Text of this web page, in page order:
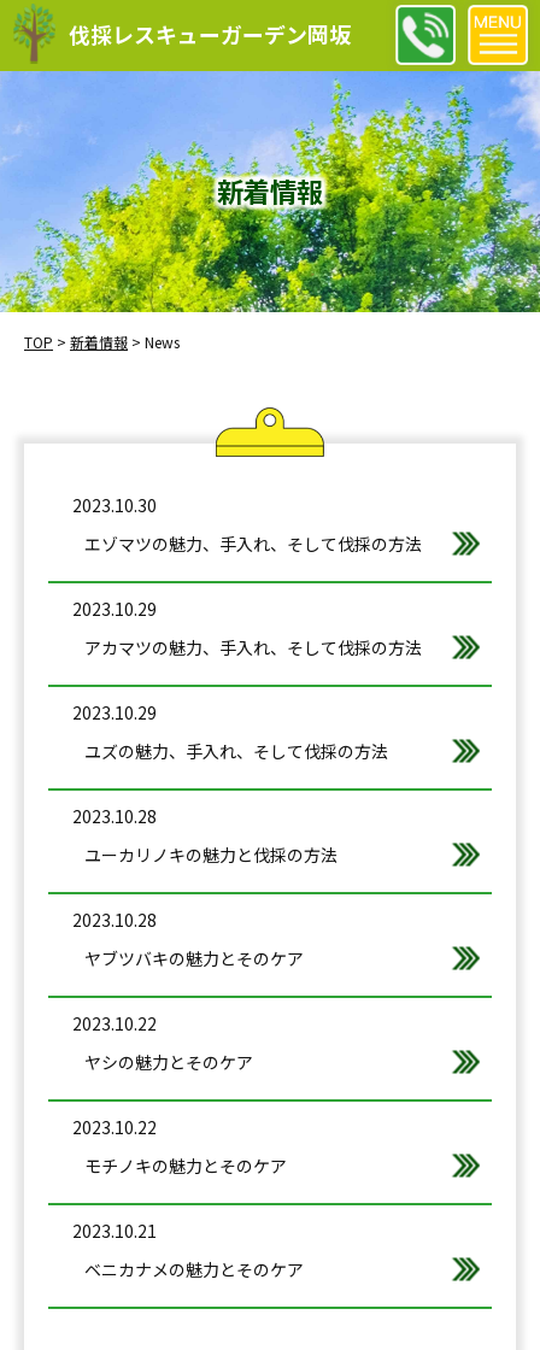
伐採レスキューガーデン岡坂
新着情報
TOP > 新着情報 > News
2023.10.30
エゾマツの魅力、手入れ、そして伐採の方法
2023.10.29
アカマツの魅力、手入れ、そして伐採の方法
2023.10.29
ユズの魅力、手入れ、そして伐採の方法
2023.10.28
ユーカリノキの魅力と伐採の方法
2023.10.28
ヤブツバキの魅力とそのケア
2023.10.22
ヤシの魅力とそのケア
2023.10.22
モチノキの魅力とそのケア
2023.10.21
ベニカナメの魅力とそのケア